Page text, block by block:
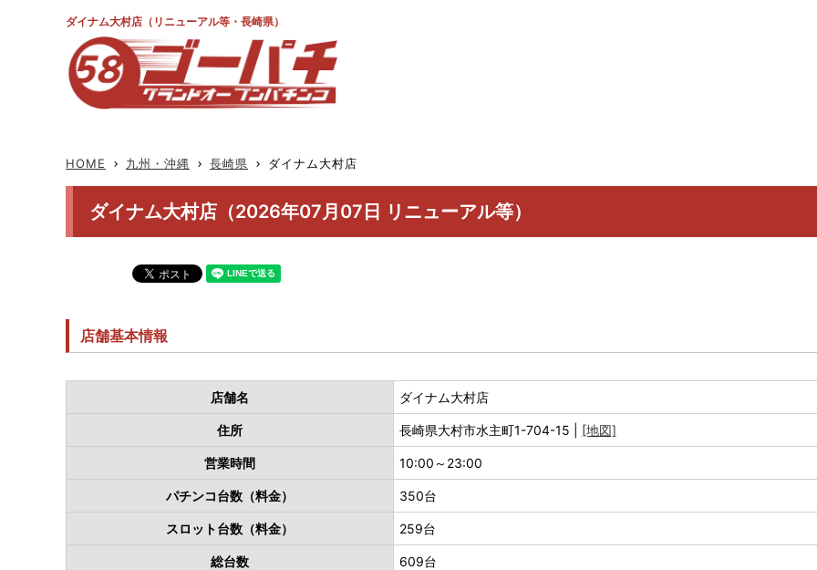
ダイナム大村店（リニューアル等・長崎県）
HOME keyboard_arrow_right 九州・沖縄 keyboard_arrow_right 長崎県 keyboard_arrow_right ダイナム大村店
ダイナム大村店（2026年07月07日 リニューアル等）
店舗基本情報
店舗名 ダイナム大村店
住所 長崎県大村市水主町1-704-15 | [地図]
営業時間 10:00～23:00
パチンコ台数（料金） 350台
スロット台数（料金） 259台
総台数 609台